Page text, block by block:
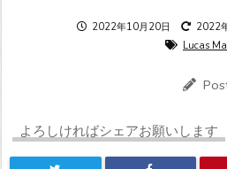
2022年10月20日 2022
Lucas
よろしければシェアお願いします